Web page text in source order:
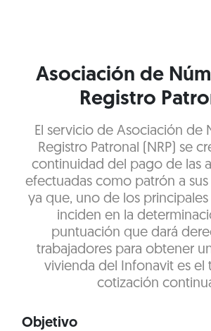
Asociación de
Registro
El servicio de Asociación de
Registro Patronal (NRP) se
continuidad del pago de las
efectuadas como patrón a sus
ya que, uno de los
inciden en la
puntuación que dará
trabajadores para obtener
vivienda del Infonavit es el
cotización
Objetivo